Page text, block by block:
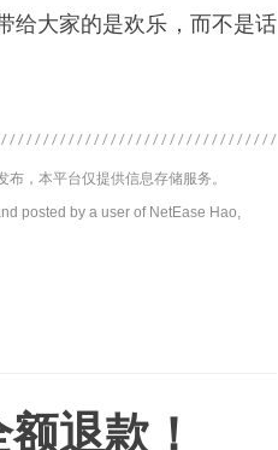
给大家的是欢乐，而不是话
，本平台仅提供信息存储服务。
posted by a user of NetEase Hao,
退款！